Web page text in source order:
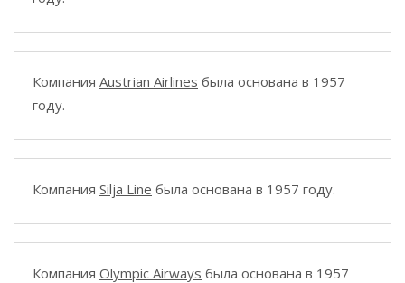
Компания Austrian Airlines была основана в 1957
году.
Компания Silja Line была основана в 1957 году.
Компания Olympic Airways была основана в 1957